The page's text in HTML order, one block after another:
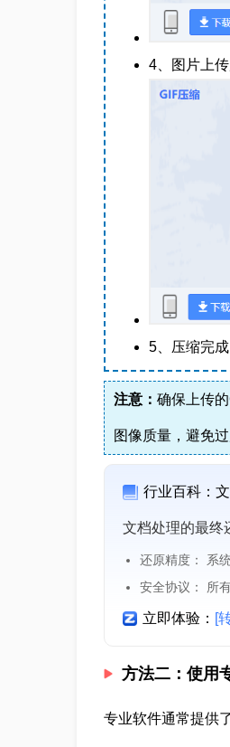
4、图片上传
5、压缩完成
注意： 确保上传
图像质量，避免
行业百科：
文档处理的最终
还原精度： 系
安全协议： 所
立即体验： [
方法二：使用
专业软件通常提供